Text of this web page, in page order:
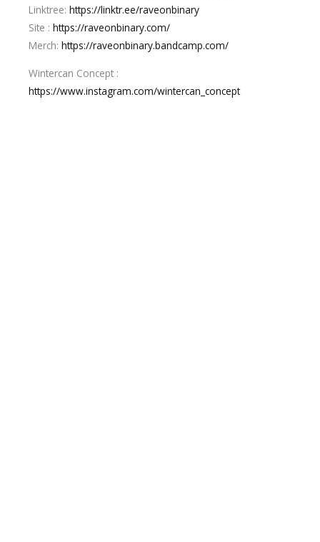
Linktree: https://linktr.ee/raveonbinary
Site : https://raveonbinary.com/
Merch: https://raveonbinary.bandcamp.com/
Wintercan Concept :
https://www.instagram.com/wintercan_concept